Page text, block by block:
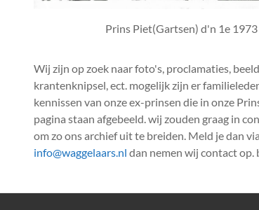
Prins Piet(Gartsen) d'n 1e 1973
Wij zijn op zoek naar foto's, proclamaties,
krantenknipsel, ect. mogelijk zijn er
kennissen van onze ex-prinsen die in onze
pagina staan afgebeeld. wij zouden graag in
om zo ons archief uit te breiden. Meld je dan
info@waggelaars.nl dan nemen wij contact op.